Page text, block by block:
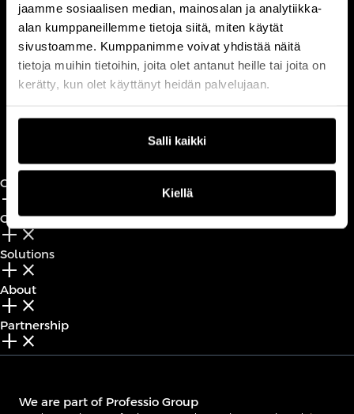
jaamme sosiaalisen median, mainosalan ja analytiikka-
alan kumppaneillemme tietoja siitä, miten käytät
sivustoamme. Kumppanimme voivat yhdistää näitä
tietoja muihin tietoihin, joita olet antanut heille tai joita on
kerätty, kun olet käyttänyt heidän palvelujaan.
Salli kaikki
Kiellä
CUSTOMERCARE
Keilaranta 1 A, 02150 Espoo
+358 (0)20 780 6220
customerservice@professio.fi
CxO Circles
add_2
CxO Academy
add_2close
Solutions
add_2 close
About
add_2 close
Partnership
add_2 close
We are part of Professio Group